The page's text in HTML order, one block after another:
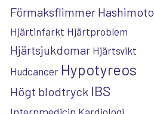
Förmaksflimmer Hashimoto
Hjärtinfarkt Hjärtproblem
Hjärtsjukdomar Hjärtsvikt
Hudcancer Hypotyreos
Högt blodtryck IBS